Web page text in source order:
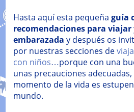
Hasta aquí esta pequeña guía
recomendaciones para viajar
embarazada y después os
por nuestras secciones de
con niños…porque con una
unas precauciones
momento de la vida es
mundo.